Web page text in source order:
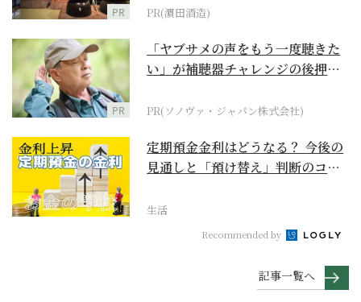
PR PR(濵田酒造)
PR
「ヤブサメの声をもう一度聴きた
い」が補聴器チャレンジの後押し
PR(ソノヴァ・ジャパン株式会社)
定期預金金利はどうなる？ 今後の
見通しと「預け替え」判断のコツ
生活
Recommended by
記事一覧へ